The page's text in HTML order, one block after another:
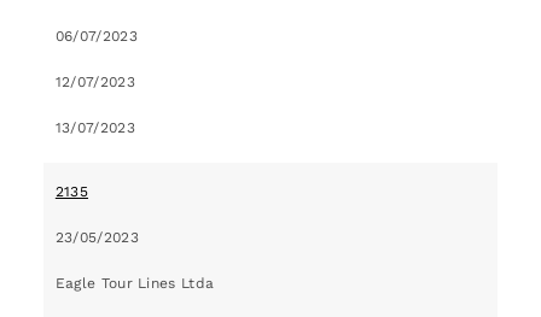
06/07/2023
12/07/2023
13/07/2023
2135
23/05/2023
Eagle Tour Lines Ltda